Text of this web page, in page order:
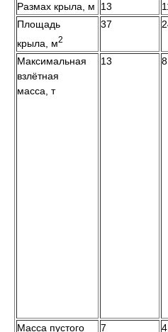
Размах крыла, м 13
Площадь
крыла, м2
37
Максимальная
взлётная
масса, т
13 8
Масса пустого
7